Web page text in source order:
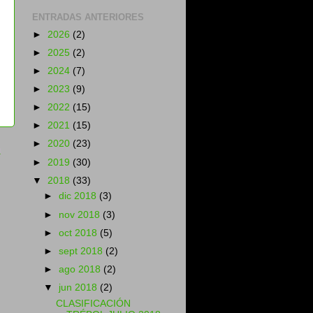
ENTRADAS ANTERIORES
► 2026 (2)
► 2025 (2)
► 2024 (7)
► 2023 (9)
► 2022 (15)
► 2021 (15)
► 2020 (23)
► 2019 (30)
▼ 2018 (33)
►dic 2018 (3)
► nov 2018 (3)
►oct 2018 (5)
►sept 2018 (2)
►ago 2018 (2)
▼ jun 2018 (2)
CLASIFICACIÓN